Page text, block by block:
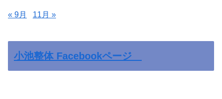
« 9月 11月 »
小池整体 Facebookページ